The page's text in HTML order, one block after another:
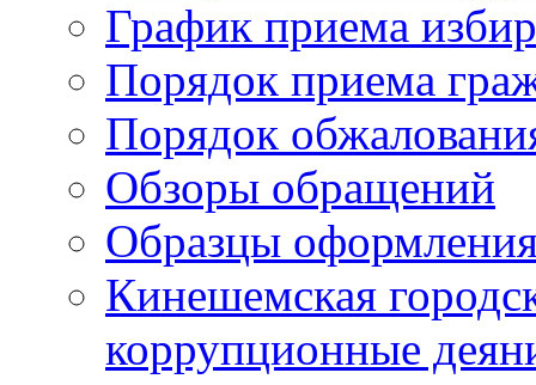
График приема
Порядок приема
Порядок
Обзоры обращений
Образцы
Кинешемская
коррупционные